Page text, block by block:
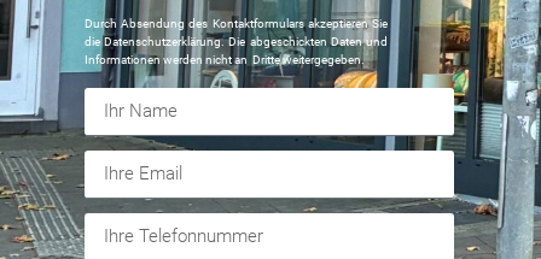
Durch Absendung des Kontaktformulars akzeptieren Sie
die Datenschutzerklärung. Die abgeschickten Daten und
Informationen werden nicht an Dritte weitergegeben.